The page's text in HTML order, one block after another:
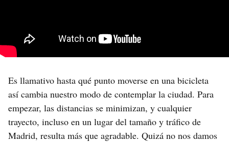
Es llamativo hasta qué punto moverse en una bicicleta
así cambia nuestro modo de contemplar la ciudad. Para
empezar, las distancias se minimizan, y cualquier
trayecto, incluso en un lugar del tamaño y tráfico de
Madrid, resulta más que agradable. Quizá no nos damos